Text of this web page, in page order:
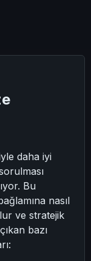
daha iyi
Bu
nasıl
ve stratejik
bazı